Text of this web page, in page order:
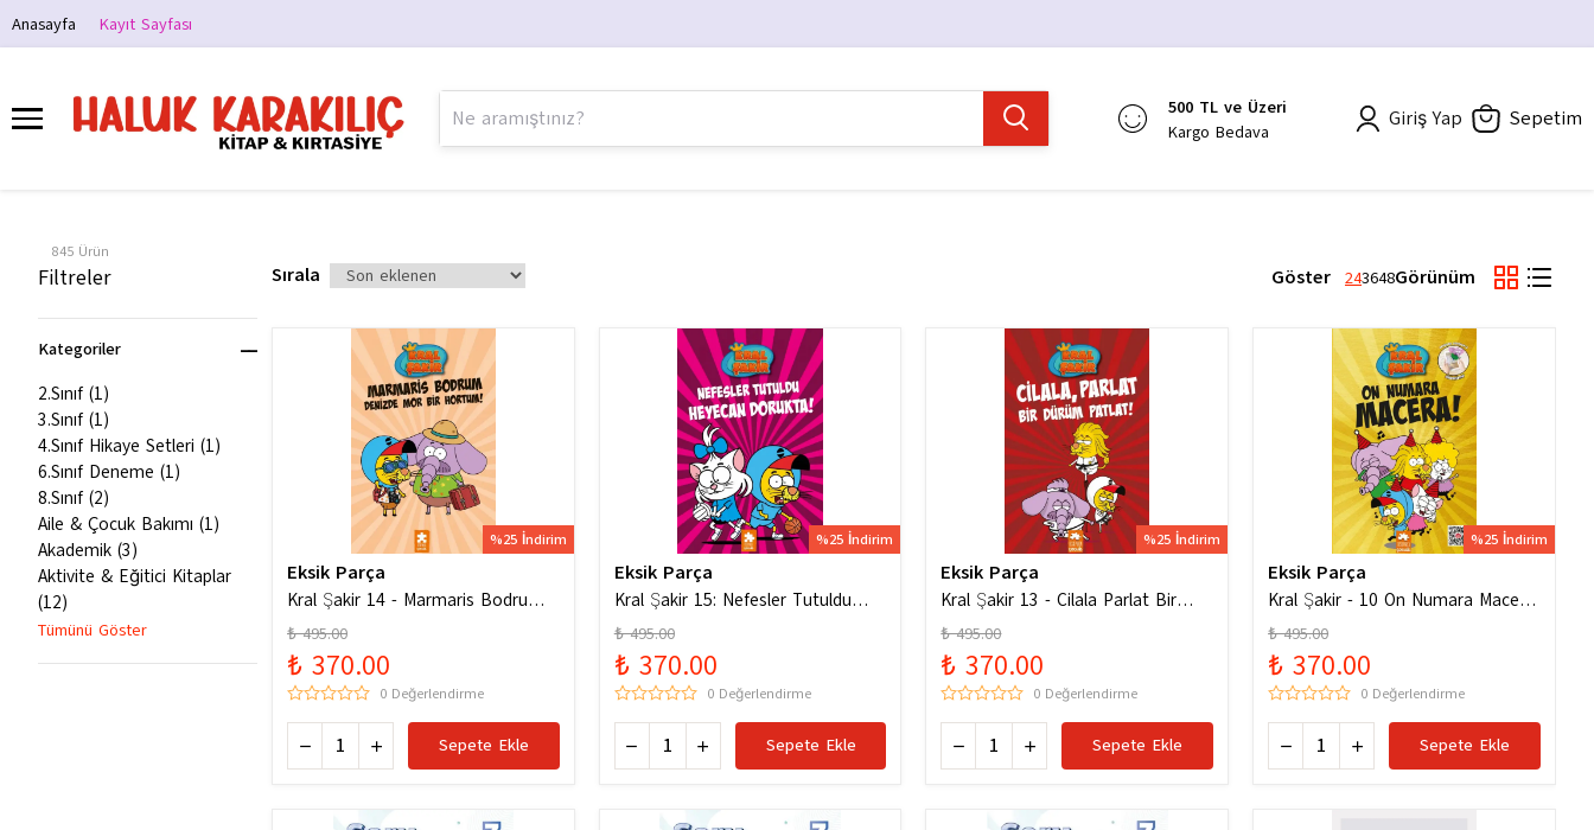
Anasayfa Kayıt Sayfası
500 TL ve Üzeri
Kargo Bedava
Giriş Yap Sepetim
845 Ürün
Filtreler
Kategoriler
2.Sınıf (1)
3.Sınıf (1)
4.Sınıf Hikaye Setleri (1)
6.Sınıf Deneme (1)
8.Sınıf (2)
Aile & Çocuk Bakımı (1)
Akademik (3)
Aktivite & Eğitici Kitaplar
(12)
Tümünü Göster
Sırala Göster 243648Görünüm
%25 İndirim
Eksik Parça
Kral Şakir 14 - Marmaris Bodrum
Denizde Mor Bir Hortum
₺ 495.00
₺ 370.00
0 Değerlendirme
Sepete Ekle
%25 İndirim
Eksik Parça
Kral Şakir 15: Nefesler Tutuldu
Heyecan Dorukta
₺ 495.00
₺ 370.00
0 Değerlendirme
Sepete Ekle
%25 İndirim
Eksik Parça
Kral Şakir 13 - Cilala Parlat Bir
Dürüm Patlat!
₺ 495.00
₺ 370.00
0 Değerlendirme
Sepete Ekle
%25 İndirim
Eksik Parça
Kral Şakir - 10 On Numara Macera
Ciltli
₺ 495.00
₺ 370.00
0 Değerlendirme
Sepete Ekle